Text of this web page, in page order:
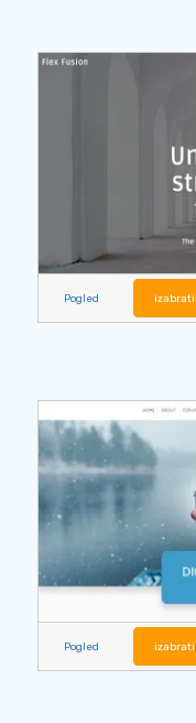
Pogled izabrati
Pogled izabrati